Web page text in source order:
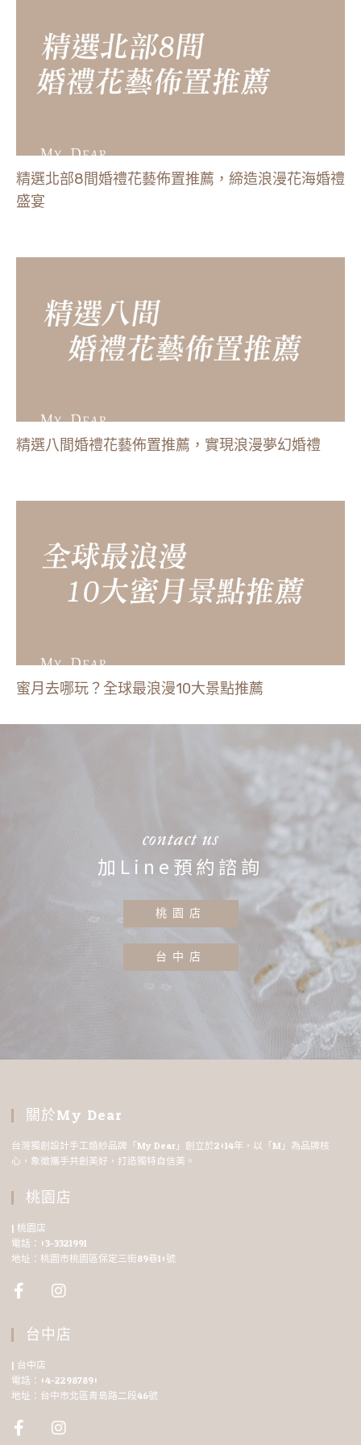
精選北部8間婚禮花藝佈置推薦，締造浪漫花海婚禮
盛宴
精選八間婚禮花藝佈置推薦，實現浪漫夢幻婚禮
蜜月去哪玩？全球最浪漫10大景點推薦
contact us
加Line預約諮詢
桃園店
台中店
關於My Dear
台灣獨創設計手工婚紗品牌「My Dear」創立於2014年，以「M」為品牌核
心，象徵攜手共創美好，打造獨特自信美。
桃園店
| 桃園店
電話：03-3321991
地址：桃園市桃園區保定三街89巷10號
台中店
| 台中店
電話：04-22987890
地址：台中市北區青島路二段46號